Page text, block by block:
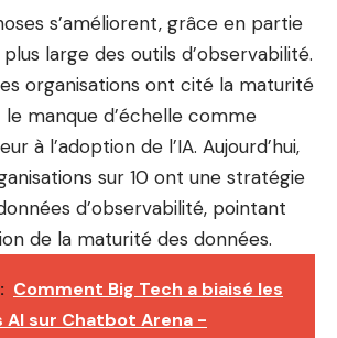
s’améliorent, grâce en partie
large des outils d’observabilité.
organisations ont cité la maturité
manque d’échelle comme
à l’adoption de l’IA. Aujourd’hui,
sur 10 ont une stratégie
d’observabilité, pointant
de la maturité des données.
Comment Big Tech a biaisé les
AI sur Chatbot Arena -